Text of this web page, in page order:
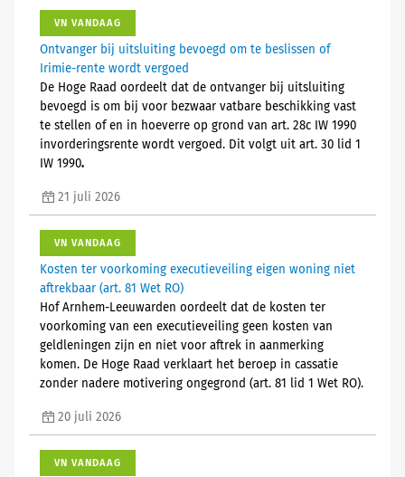
VN VANDAAG
Ontvanger bij uitsluiting bevoegd om te beslissen of
Irimie-rente wordt vergoed
De Hoge Raad oordeelt dat de ontvanger bij uitsluiting
bevoegd is om bij voor bezwaar vatbare beschikking vast
te stellen of en in hoeverre op grond van art. 28c IW 1990
invorderingsrente wordt vergoed. Dit volgt uit art. 30 lid 1
IW 1990.
21 juli 2026
VN VANDAAG
Kosten ter voorkoming executieveiling eigen woning niet
aftrekbaar (art. 81 Wet RO)
Hof Arnhem-Leeuwarden oordeelt dat de kosten ter
voorkoming van een executieveiling geen kosten van
geldleningen zijn en niet voor aftrek in aanmerking
komen. De Hoge Raad verklaart het beroep in cassatie
zonder nadere motivering ongegrond (art. 81 lid 1 Wet RO).
20 juli 2026
VN VANDAAG